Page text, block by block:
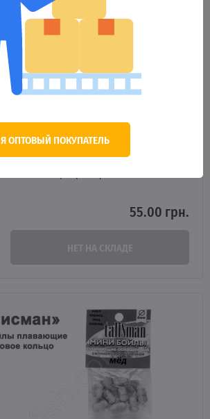
55.00 грн.
Я ОПТОВЫЙ ПОКУПАТЕЛЬ